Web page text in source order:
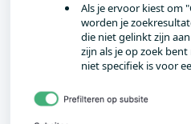
Als je ervoor kiest om
worden je
die niet gelinkt zijn
zijn als je op zoek
niet specifiek is voor